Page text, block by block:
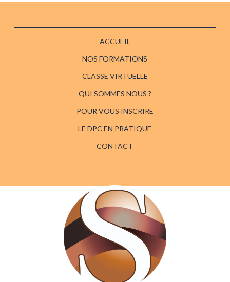
ACCUEIL
NOS FORMATIONS
CLASSE VIRTUELLE
QUI SOMMES NOUS ?
POUR VOUS INSCRIRE
LE DPC EN PRATIQUE
CONTACT